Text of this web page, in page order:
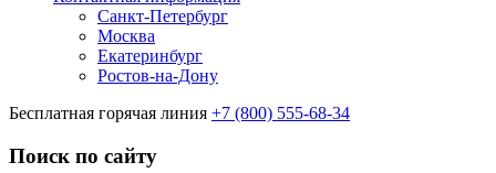
Санкт-Петербург
Москва
Екатеринбург
Ростов-на-Дону
Бесплатная горячая линия +7 (800) 555-68-34
Поиск по сайту